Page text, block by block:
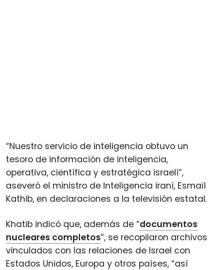
“Nuestro servicio de inteligencia obtuvo un
tesoro de información de inteligencia,
operativa, científica y estratégica israelí”,
aseveró el ministro de Inteligencia iraní, Esmaïl
Kathib, en declaraciones a la televisión estatal.
Khatib indicó que, además de “documentos
nucleares completos”, se recopilaron archivos
vinculados con las relaciones de Israel con
Estados Unidos, Europa y otros países, “así